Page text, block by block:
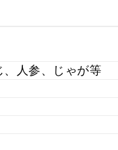
人参、じゃが等